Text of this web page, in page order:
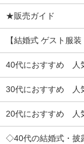
★販売ガイド
【結婚式 ゲスト服装
40代におすすめ 人
30代におすすめ 人
20代におすすめ 人
◇40代の結婚式・披